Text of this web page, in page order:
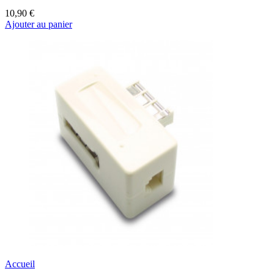
10,90 €
Ajouter au panier
Accueil